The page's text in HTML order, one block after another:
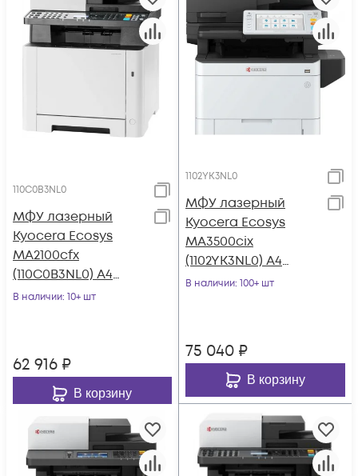
110C0B3NL0
МФУ лазерный
Kyocera Ecosys
MA2100cfx
(110C0B3NL0) A4
Duplex белый
В наличии: 10+ шт
62 916 ₽
В корзину
1102YK3NL0
МФУ лазерный
Kyocera Ecosys
MA3500cix
(1102YK3NL0) A4
Duplex белый
В наличии: 100+ шт
75 040 ₽
В корзину